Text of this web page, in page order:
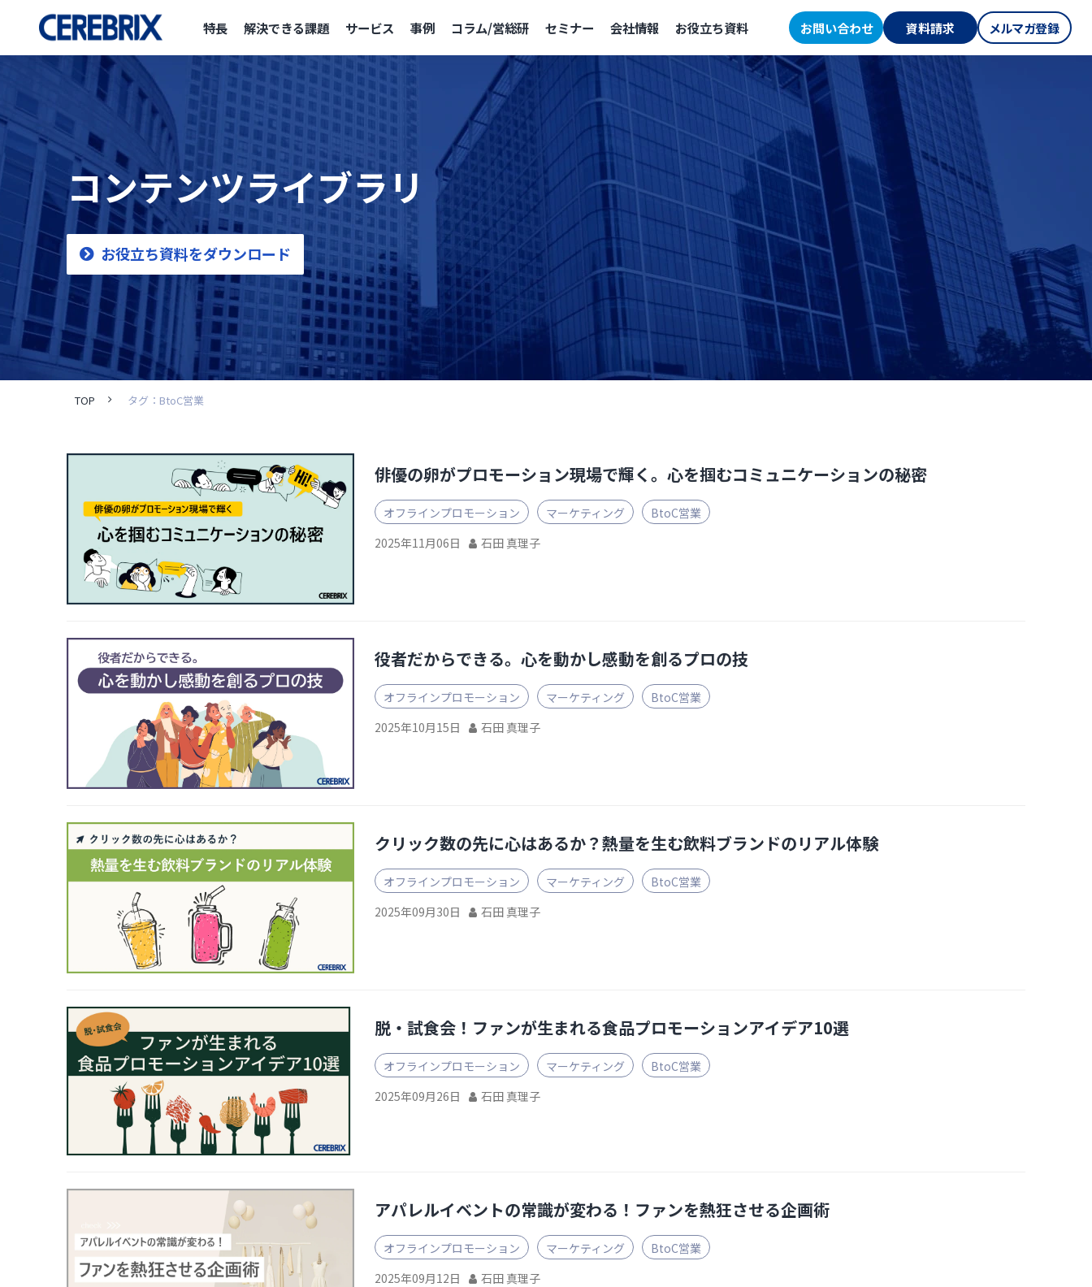
特長 解決できる課題 サービス 事例 コラム/営総研 セミナー 会社情報 お役立ち資料 お問い合わせ 資料請求 メルマガ登録
コンテンツライブラリ
お役立ち資料をダウンロード
TOP タグ：BtoC営業
俳優の卵がプロモーション現場で輝く。心を掴むコミュニケーションの秘密
オフラインプロモーション マーケティング
BtoC営業
2025年11月06日
石田 真理子
役者だからできる。心を動かし感動を創るプロの技
オフラインプロモーション マーケティング
BtoC営業
2025年10月15日
石田 真理子
クリック数の先に心はあるか？熱量を生む飲料ブランドのリアル体験
オフラインプロモーション マーケティング
BtoC営業
2025年09月30日
石田 真理子
脱・試食会！ファンが生まれる食品プロモーションアイデア10選
オフラインプロモーション マーケティング
BtoC営業
2025年09月26日
石田 真理子
アパレルイベントの常識が変わる！ファンを熱狂させる企画術
オフラインプロモーション マーケティング
BtoC営業
2025年09月12日
石田 真理子